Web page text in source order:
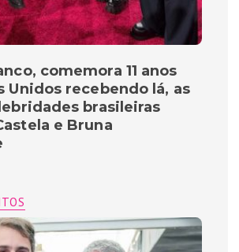
comemora 11 anos
Unidos recebendo lá, as
brasileiras
e Bruna